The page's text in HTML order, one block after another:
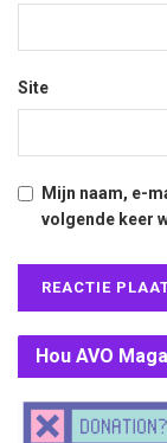
Site
Mijn naam, e-
volgende keer
Hou AVO